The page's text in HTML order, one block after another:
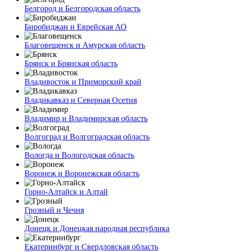
Белгород и Белгородская область
Биробиджан и Еврейская АО
Благовещенск и Амурская область
Брянск и Брянская область
Владивосток и Приморский край
Владикавказ и Северная Осетия
Владимир и Владимирская область
Волгоград и Волгоградская область
Вологда и Вологодская область
Воронеж и Воронежская область
Горно-Алтайск и Алтай
Грозный и Чечня
Донецк и Донецкая народная республика
Екатеринбург и Свердловская область